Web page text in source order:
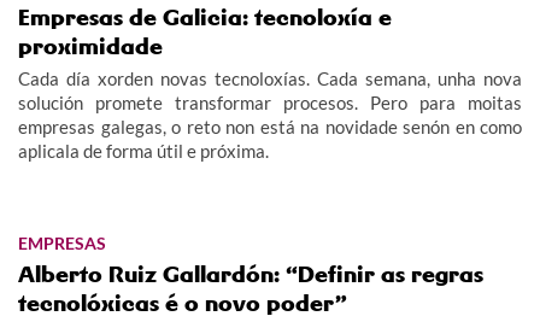
Empresas de Galicia: tecnoloxía e
proximidade
Cada día xorden novas tecnoloxías. Cada semana, unha nova
solución promete transformar procesos. Pero para moitas
empresas galegas, o reto non está na novidade senón en como
aplicala de forma útil e próxima.
EMPRESAS
Alberto Ruiz Gallardón: “Definir as regras
tecnolóxicas é o novo poder”